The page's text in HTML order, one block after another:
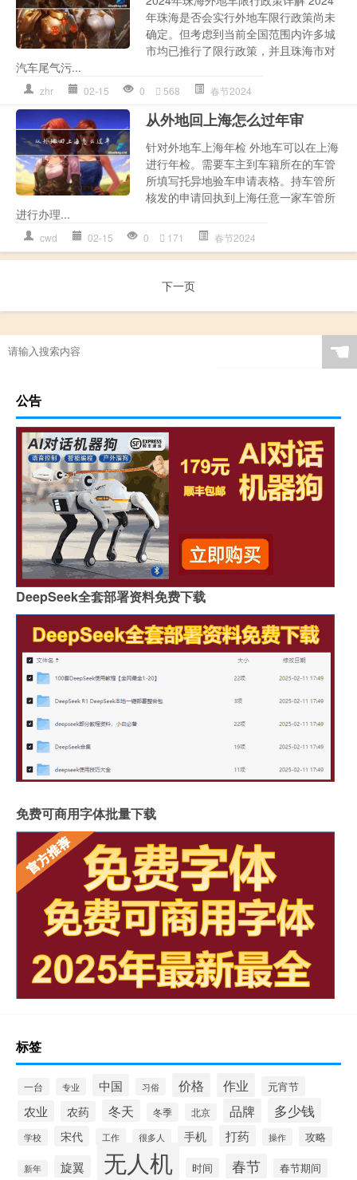
年珠海是否会实行外地车限行政策尚未
确定。但考虑到当前全国范围内许多城
市均已推行了限行政策，并且珠海市对
汽车尾气污...
zhr 02-15 0 568 春节2024
从外地回上海怎么过年审
针对外地车上海年检 外地车可以在上海
进行年检。需要车主到车籍所在的车管
所填写托异地验车申请表格。持车管所
核发的申请回执到上海任意一家车管所
进行办理...
cwd 02-15 0 171 春节2024
下一页
☚
公告
DeepSeek全套部署资料免费下载
免费可商用字体批量下载
标签
一台 专业 中国 习俗 价格 作业 元宵节
农业 农药 冬天 冬季 北京 品牌 多少钱
学校 宋代 工作 很多人 手机 打药 操作 攻略
新年 旋翼 无人机 时间 春节 春节期间